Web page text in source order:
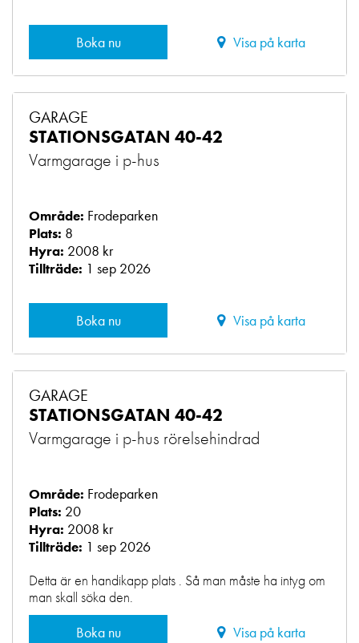
Boka nu Visa på karta
GARAGE
STATIONSGATAN 40-42
Varmgarage i p-hus
Område: Frodeparken
Plats: 8
Hyra: 2008 kr
Tillträde: 1 sep 2026
Boka nu Visa på karta
GARAGE
STATIONSGATAN 40-42
Varmgarage i p-hus rörelsehindrad
Område: Frodeparken
Plats: 20
Hyra: 2008 kr
Tillträde: 1 sep 2026
Detta är en handikapp plats . Så man måste ha intyg om
man skall söka den.
Boka nu
Visa på karta